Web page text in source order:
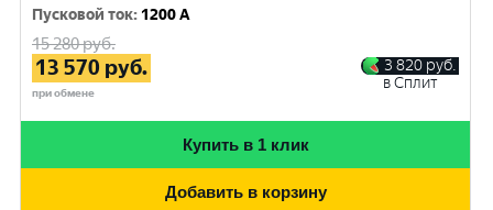
Пусковой ток: 1200 A
15 280руб.
13 570 руб.
при обмене
3 820 руб.
в Сплит
Купить в 1 клик
Добавить в корзину